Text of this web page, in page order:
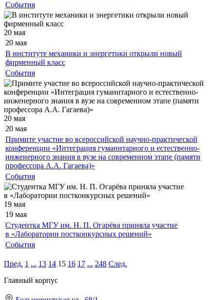
События
20 мая
20 мая
В институте механики и энергетики открыли новый
фирменный класс
События
20 мая
20 мая
Примите участие во всероссийской научно-практической
конференции «Интеграция гуманитарного и естественно-
инженерного знания в вузе на современном этапе (памяти
профессора А.А. Гагаева)»
События
19 мая
19 мая
Студентка МГУ им. Н. П. Огарёва приняла участие
в «Лаборатории постконкурсных решений»
События
Пред. 1 ... 13 14 15 16 17 ... 248 След.
Главный корпус